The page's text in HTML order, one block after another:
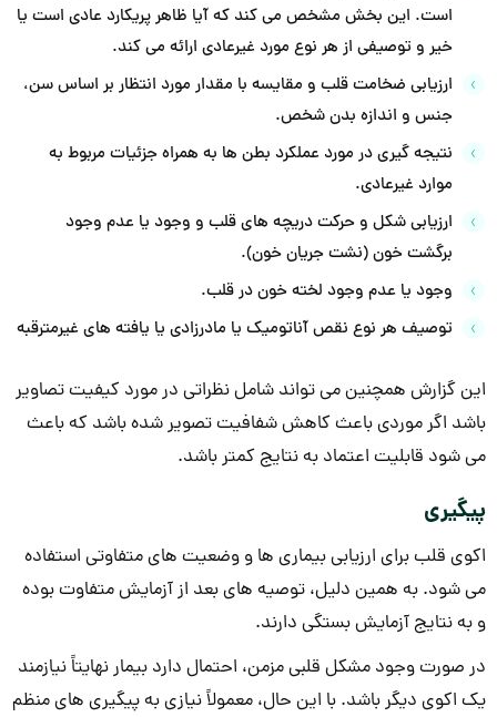
است. این بخش مشخص می کند که آیا ظاهر پریکارد عادی است یا
خیر و توصیفی از هر نوع مورد غیرعادی ارائه می کند.
ارزیابی ضخامت قلب و مقایسه با مقدار مورد انتظار بر اساس سن،
جنس و اندازه بدن شخص.
نتیجه گیری در مورد عملکرد بطن ها به همراه جزئیات مربوط به
موارد غیرعادی.
ارزیابی شکل و حرکت دریچه های قلب و وجود یا عدم وجود
برگشت خون (نشت جریان خون).
وجود یا عدم وجود لخته خون در قلب.
توصیف هر نوع نقص آناتومیک یا مادرزادی یا یافته های غیرمترقبه
این گزارش همچنین می تواند شامل نظراتی در مورد کیفیت تصاویر
باشد اگر موردی باعث کاهش شفافیت تصویر شده باشد که باعث
می شود قابلیت اعتماد به نتایج کمتر باشد.
پیگیری
اکوی قلب برای ارزیابی بیماری ها و وضعیت های متفاوتی استفاده
می شود. به همین دلیل، توصیه های بعد از آزمایش متفاوت بوده
و به نتایج آزمایش بستگی دارند.
در صورت وجود مشکل قلبی مزمن، احتمال دارد بیمار نهایتاً نیازمند
یک اکوی دیگر باشد. با این حال، معمولاً نیازی به پیگیری های منظم